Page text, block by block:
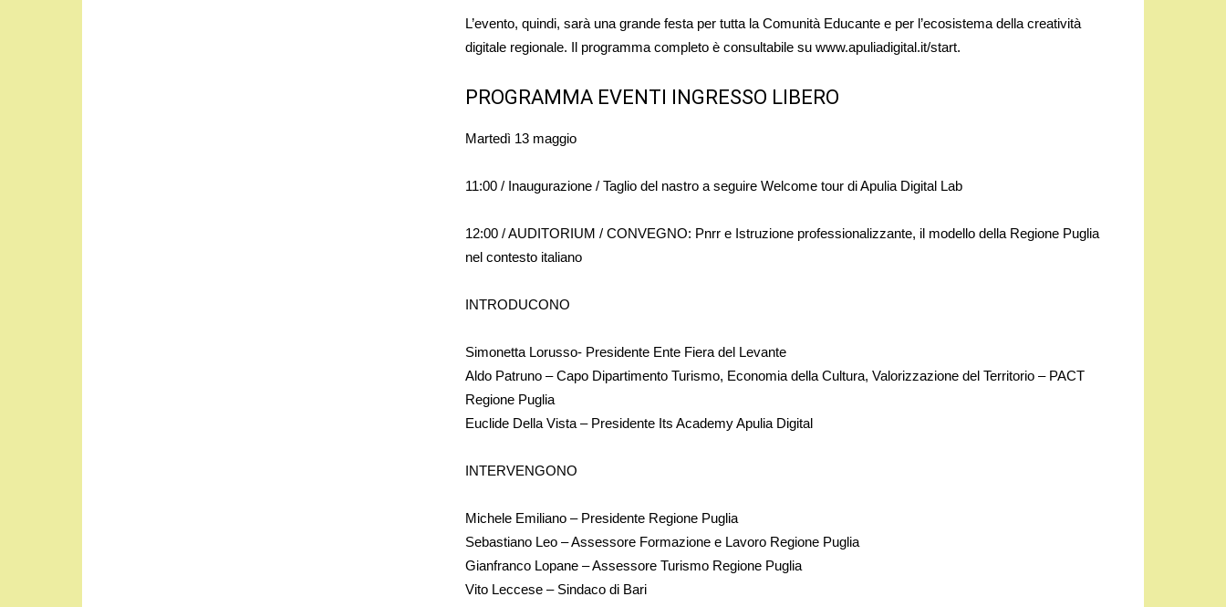
L’evento, quindi, sarà una grande festa per tutta la Comunità Educante e per l’ecosistema della creatività
digitale regionale. Il programma completo è consultabile su www.apuliadigital.it/start.
PROGRAMMA EVENTI INGRESSO LIBERO
Martedì 13 maggio
11:00 / Inaugurazione / Taglio del nastro a seguire Welcome tour di Apulia Digital Lab
12:00 / AUDITORIUM / CONVEGNO: Pnrr e Istruzione professionalizzante, il modello della Regione Puglia
nel contesto italiano
INTRODUCONO
Simonetta Lorusso- Presidente Ente Fiera del Levante
Aldo Patruno – Capo Dipartimento Turismo, Economia della Cultura, Valorizzazione del Territorio – PACT
Regione Puglia
Euclide Della Vista – Presidente Its Academy Apulia Digital
INTERVENGONO
Michele Emiliano – Presidente Regione Puglia
Sebastiano Leo – Assessore Formazione e Lavoro Regione Puglia
Gianfranco Lopane – Assessore Turismo Regione Puglia
Vito Leccese – Sindaco di Bari